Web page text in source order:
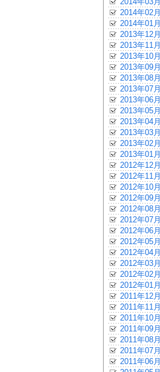
2014年02月
2014年01月
2013年12月
2013年11月
2013年10月
2013年09月
2013年08月
2013年07月
2013年06月
2013年05月
2013年04月
2013年03月
2013年02月
2013年01月
2012年12月
2012年11月
2012年10月
2012年09月
2012年08月
2012年07月
2012年06月
2012年05月
2012年04月
2012年03月
2012年02月
2012年01月
2011年12月
2011年11月
2011年10月
2011年09月
2011年08月
2011年07月
2011年06月